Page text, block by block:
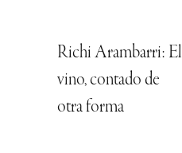
Richi Arambarri: El
vino, contado de
otra forma